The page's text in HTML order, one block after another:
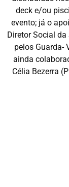
deck e/ou
evento; já o
Diretor Social da
pelos Guarda-
ainda
Célia Bezerra